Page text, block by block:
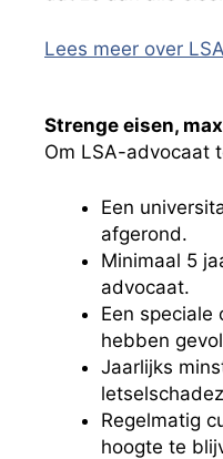
Lees meer over LSA
Strenge eisen,
Om LSA-advocaat
Een
afgerond.
Minimaal 5
advocaat.
Een speciale
hebben
Jaarlijks
Regelmatig
hoogte te